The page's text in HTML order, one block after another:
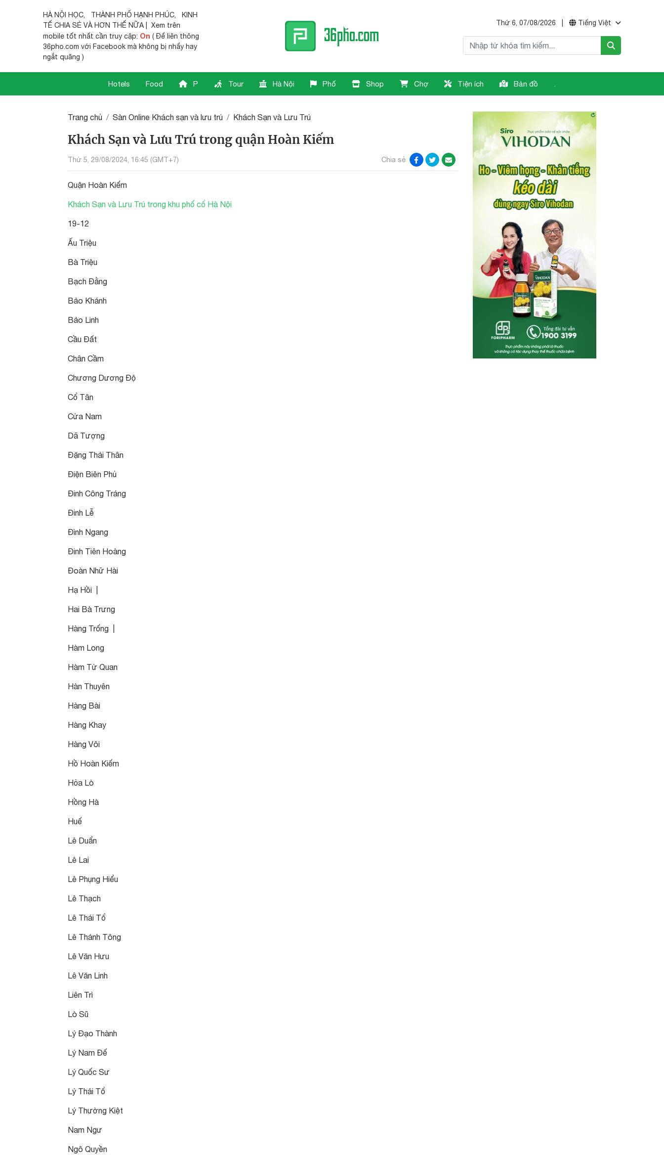
HÀ NỘI HỌC, THÀNH PHỐ HẠNH PHÚC,
KINH
TẾ CHIA SẺ VÀ HƠN THẾ NỮA | Xem trên
mobile tốt nhất cần truy cập: On ( Để liên thông
36pho.com với Facebook mà không bị nhẩy hay
ngắt quãng )
Thứ 6, 07/08/2026 Tiếng Việt
Hotels Food P Tour Hà Nội Phố Shop Chợ Tiện ích Bản đồ .
Trang chủ Sàn Online Khách sạn và lưu trú Khách Sạn và Lưu Trú
Khách Sạn và Lưu Trú trong quận Hoàn Kiếm
Thứ 5, 29/08/2024, 16:45 (GMT+7) Chia sẻ
Quận Hoàn Kiếm
Khách Sạn và Lưu Trú trong khu phố cổ Hà Nội
19-12
Ấu Triệu
Bà Triệu
Bạch Đằng
Bảo Khánh
Bảo Linh
Cầu Đất
Chân Cầm
Chương Dương Độ
Cổ Tân
Cửa Nam
Dã Tượng
Đặng Thái Thân
Điện Biên Phủ
Đinh Công Tráng
Đinh Lễ
Đình Ngang
Đinh Tiên Hoàng
Đoàn Nhữ Hài
Hạ Hồi |
Hai Bà Trưng
Hàng Trống |
Hàm Long
Hàm Tử Quan
Hàn Thuyên
Hàng Bài
Hàng Khay
Hàng Vôi
Hồ Hoàn Kiếm
Hỏa Lò
Hồng Hà
Huế
Lê Duẩn
Lê Lai
Lê Phụng Hiểu
Lê Thạch
Lê Thái Tổ
Lê Thánh Tông
Lê Văn Hưu
Lê Văn Linh
Liên Trì
Lò Sũ
Lý Đạo Thành
Lý Nam Đế
Lý Quốc Sư
Lý Thái Tổ
Lý Thường Kiệt
Nam Ngư
Ngô Quyền